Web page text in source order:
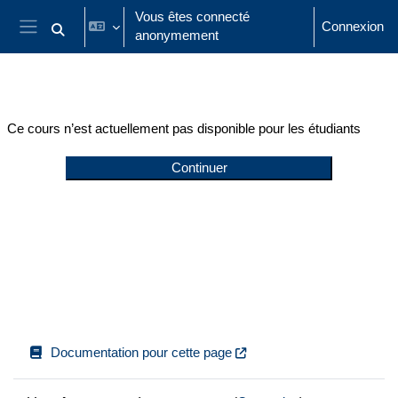
Passer au contenu principal
Panneau latéral
Activer/désactiver la saisie de recherche
Vous êtes connecté
anonymement
Connexion
Ce cours n’est actuellement pas disponible pour les étudiants
Continuer
Documentation pour cette page